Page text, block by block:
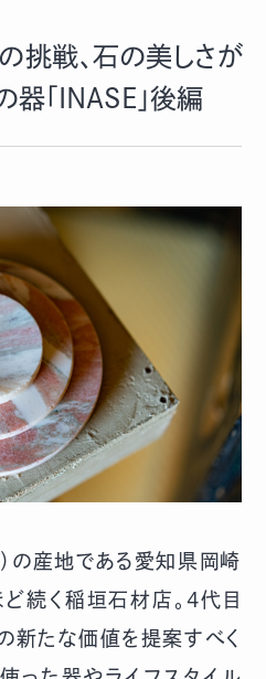
挑戦、石の美しさが
器「INASE」後編
の産地である愛知県岡崎
続く稲垣石材店。4代目
新たな価値を提案すべく